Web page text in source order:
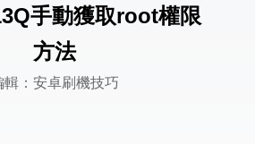
手動獲取root權限
方法
輯：安卓刷機技巧